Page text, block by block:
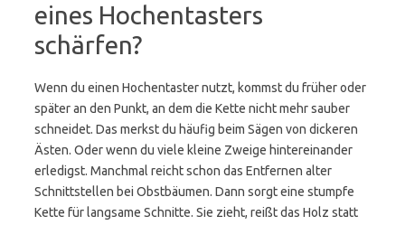
eines Hochentasters
schärfen?
Wenn du einen Hochentaster nutzt, kommst du früher oder
später an den Punkt, an dem die Kette nicht mehr sauber
schneidet. Das merkst du häufig beim Sägen von dickeren
Ästen. Oder wenn du viele kleine Zweige hintereinander
erledigst. Manchmal reicht schon das Entfernen alter
Schnittstellen bei Obstbäumen. Dann sorgt eine stumpfe
Kette für langsame Schnitte. Sie zieht, reißt das Holz statt